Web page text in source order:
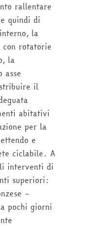
rallentare
quindi di
la
con rotatorie
la
asse
il
abitativi
per la
e
ciclabile. A
interventi di
superiori:
–
pochi giorni